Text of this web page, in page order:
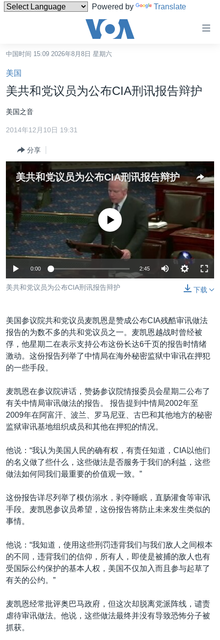
Powered by Translate
碍
链
接
跳
转
内
航
跳
检
中国
台湾
港澳
国际
最新国际新闻
印太
欧洲
非洲
美洲
全球议题
分类新闻
经济·金融·贸易
人权·法律·宗教
科教·文娱·体健
军事
劳工
环境
美中关系
热点专题
白宫要闻
国会报道
美中关系
美国建国250周年
重要讲话与声明
台海两岸关系
南中国海争端
关注新疆
GEN Z 看美国
VOA视频
VOA今日焦点
中文广播
关注我们
其他语言网站
中国时间 15:09 2026年8月8日 星期六
美国
美共和党议员为公布CIA刑讯报告辩护
美国之音
2014年12月10日 19:31
分享
美共和党议员为公布CIA刑讯报告辩护
没有媒体可用资源
0:00 2:45
下载
美共和党议员为公布CIA刑讯报告辩护
美国参议院共和党议员麦凯恩是赞成公布CIA残酷审讯做法
报告的为数不多的共和党议员之一。麦凯恩越战时曾经被
俘，他星期二在表示支持公布这份长达6千页的报告时情绪
激动。这份报告列举了中情局在海外秘密监狱中审讯在押犯
的一些手段。
麦凯恩在参议院讲话，赞扬参议院情报委员会星期二公布了
有关中情局审讯做法的报告。 报告提到中情局2002年至
2009年在阿富汗、波兰、罗马尼亚、古巴和其他地方的秘密
监狱审讯基地组织成员和其他在押犯的情况。
他说：“我认为美国人民的确有权，有责任知道，CIA以他们
的名义做了些什么，这些做法是否服务于我们的利益，这些
做法如何同我们最重要的价值观一致。”
这份报告详尽列举了模仿溺水，剥夺睡眠，直肠灌食等审讯
手段。麦凯恩参议员希望，这份报告将防止未来发生类似的
事情。
他说：“我知道，使用这些刑罚违背我们与我们敌人之间根本
的不同，违背我们的信仰，所有人，即使是被捕的敌人也有
受国际公约保护的基本人权，美国不仅加入而且参与起草了
有关的公约。”
麦凯恩经常批评奥巴马政府，但这次却脱离党派阵线，谴责
虐待审讯做法。他说，这些做法最终并没有导致恐怖分子被
抓获。